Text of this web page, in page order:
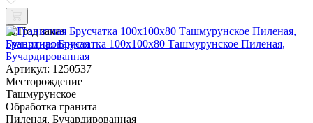
Под заказ
Гранитная Брусчатка 100х100x80 Ташмурунское Пиленая,
Бучардированная
Артикул: 1250537
Месторождение
Ташмурунское
Обработка гранита
Пиленая, Бучардированная